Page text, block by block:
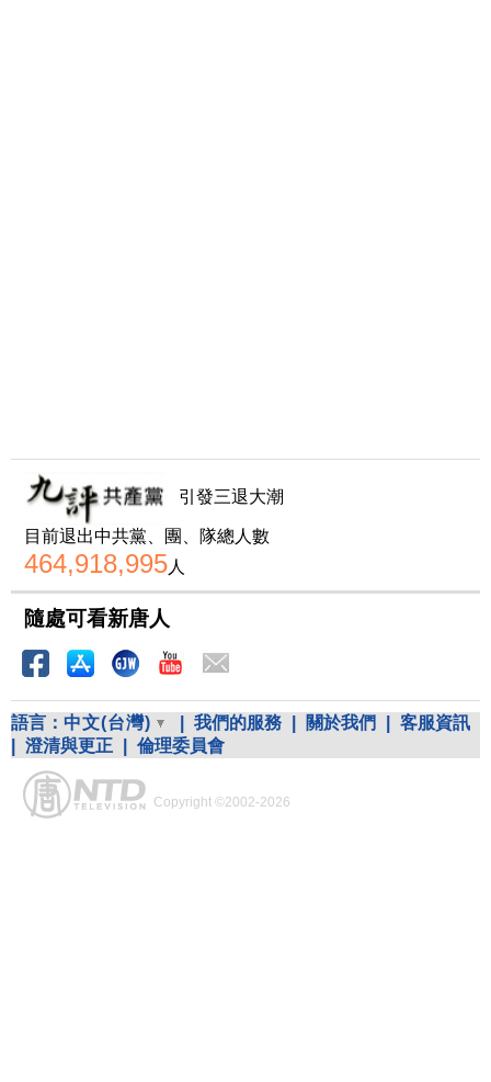
引發三退大潮
目前退出中共黨、團、隊總人數
464,918,995人
隨處可看新唐人
語言： 中文(台灣) 我們的服務 關於我們
客服資訊
澄清與更正 倫理委員會
Copyright ©2002-2026